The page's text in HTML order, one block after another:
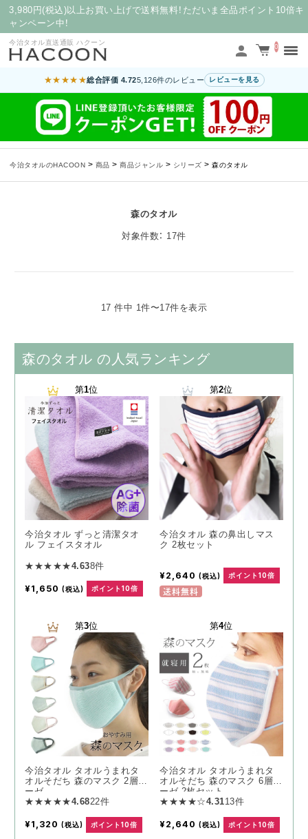
3,980円(税込)以上お買い上げで送料無料！ただいま全品ポイント10倍キ
ャンペーン中！
今治タオル直送通販 ハクーン
0
★★★★★総合評価 4.725,126件のレビュー レビューを見る
今治タオルのHACOON > 商品 > 商品ジャンル > シリーズ > 森のタオル
森のタオル
対象件数： 17件
17 件中 1件〜17件を表示
森のタオル の人気ランキング
第1位
今治タオル ずっと清潔タオ
ル フェイスタオル
★★★★★4.638件
¥1,650 (税込) ポイント10倍
第2位
今治タオル 森の鼻出しマス
ク 2枚セット
¥2,640(税込) ポイント10倍
送料無料
第3位
今治タオル タオルうまれタ
オルそだち 森のマスク 2層ガ
ーゼ
★★★★★4.6822件
¥1,320 (税込) ポイント10倍
第4位
今治タオル タオルうまれタ
オルそだち 森のマスク 6層ガ
ーゼ 2枚セット
★★★★☆4.3113件
¥2,640(税込) ポイント10倍